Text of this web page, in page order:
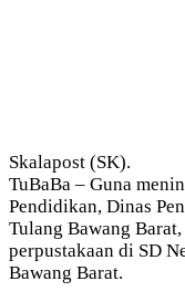
Skalapost (SK).
TuBaBa – Guna
Pendidikan, Dinas
Tulang Bawang
perpustakaan di SD
Bawang Barat.